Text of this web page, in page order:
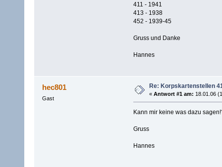
411 - 1941
413 - 1938
452 - 1939-45
Gruss und Danke
Hannes
hec801
Gast
Re: Korpskartenstellen
« Antwort #1 am: 18.01.06
Kann mir keine was dazu
Gruss
Hannes